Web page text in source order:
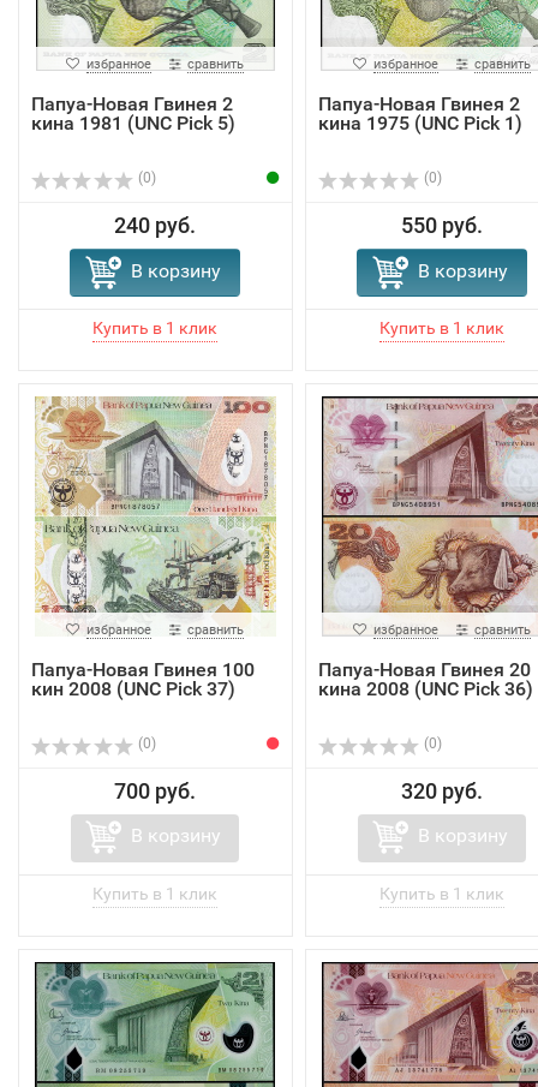
избранное сравнить
Папуа-Новая Гвинея 2
кина 1981 (UNC Pick 5)
(0)
240 руб.
В корзину
избранное сравнить
Папуа-Новая Гвинея 2
кина 1975 (UNC Pick 1)
(0)
550 руб.
В корзину
избранное сравнить
Папуа-Новая Гвинея 100
кин 2008 (UNC Pick 37)
(0)
700 руб.
В корзину
избранное сравнить
Папуа-Новая Гвинея 20
кина 2008 (UNC Pick 36)
(0)
320 руб.
В корзину